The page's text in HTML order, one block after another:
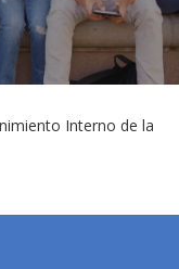
Interno de la